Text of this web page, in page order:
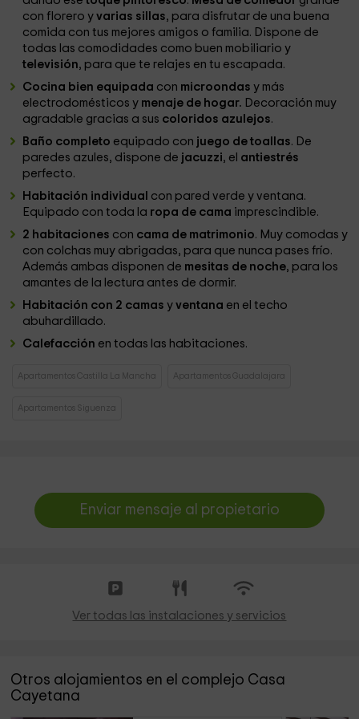
con florero yvarias sillas, para disfrutar de una buena
comida con tus mejores amigos o familia. Dispone de
todas las comodidades como buen mobiliario y
televisión, para que te relajes en tu escapada.
Cocina bien equipada con microondas y más
electrodomésticos y menaje de hogar. Decoración muy
agradable gracias a sus coloridos azulejos.
Baño completo equipado con juego de toallas. De
paredes azules, dispone de jacuzzi, el antiestrés
perfecto.
Habitación individual con pared verde y ventana.
Equipado con toda la ropa de cama imprescindible.
2 habitaciones con cama de matrimonio. Muy comodas y
con colchas muy abrigadas, para que nunca pases frío.
Además ambas disponen de mesitas de noche, para los
amantes de la lectura antes de dormir.
Habitación con 2 camas yventana en el techo
abuhardillado.
Calefacción en todas las habitaciones.
Apartamentos Castilla La Mancha Apartamentos Guadalajara
Apartamentos Siguenza
Enviar mensaje al propietario
Ver todas las instalaciones y servicios
Otros alojamientos en el complejo Casa
Cayetana